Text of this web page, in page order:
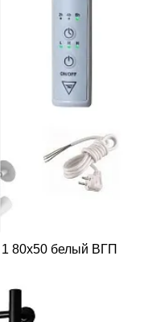
1 80х50 белый ВГП